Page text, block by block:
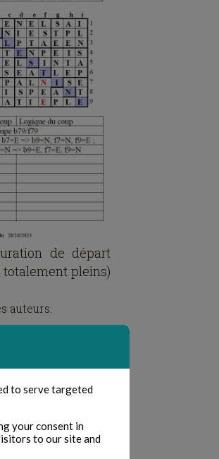
de départ
pleins)
auteurs.
to serve targeted
your consent in
to our site and